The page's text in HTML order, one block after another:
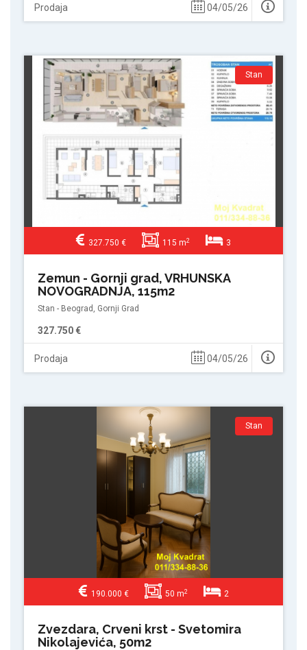
Prodaja 04/05/26
Stan
327.750 € 115 m2 3
Zemun - Gornji grad, VRHUNSKA
NOVOGRADNJA, 115m2
Stan - Beograd, Gornji Grad
327.750 €
Prodaja 04/05/26
Stan
190.000 € 50 m2 2
Zvezdara, Crveni krst - Svetomira
Nikolajevića, 50m2